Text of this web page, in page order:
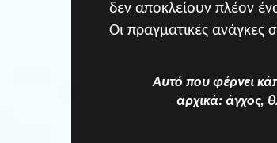
δεν αποκλείουν πλέον
Οι πραγματικές ανάγκες
Αυτό που φέρνει
αρχικά: άγχος,